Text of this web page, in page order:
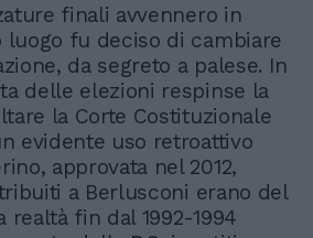
finali avvennero in
luogo fu deciso di cambiare
da segreto a palese. In
delle elezioni respinse la
la Corte Costituzionale
evidente uso retroattivo
approvata nel 2012,
a Berlusconi erano del
realtà fin dal 1992-1994